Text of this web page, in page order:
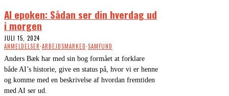
AI epoken: Sådan ser din hverdag ud
i morgen
JULI 15, 2024
ANMELDELSER·ARBEJDSMARKED·SAMFUND
Anders Bæk har med sin bog formået at forklare
både AI’s historie, give en status på, hvor vi er henne
og komme med en beskrivelse af hvordan fremtiden
med AI ser ud.